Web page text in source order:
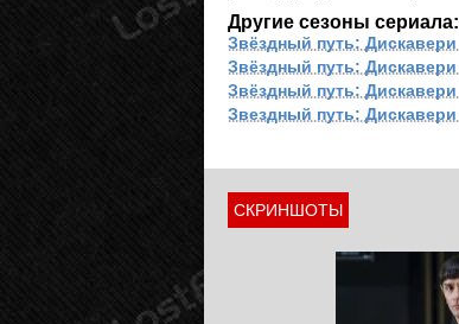
Другие сезоны сериала:
Звёздный путь: Дискавери
Звёздный путь: Дискавери
Звёздный путь: Дискавери
Звездный путь: Дискавери
СКРИНШОТЫ